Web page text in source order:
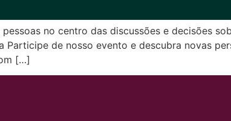
no centro das discussões e decisões
de nosso evento e descubra novas
[…]